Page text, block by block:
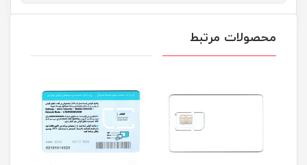
محصولات مرتبط